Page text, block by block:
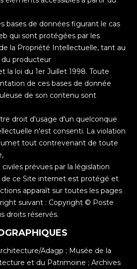
bases de données figurant le cas
qui sont protégées par les
la Propriété Intellectuelle, tant au
du producteur
la loi du 1er Juillet 1998. Toute
de ces bases de donnée
de son contenu sont
droit d'usage d'un quelconque
n'est consenti. La violation
tout contrevenant de toute
prévues par la législation
de ce Site internet est protégé et
apparaît sur toutes les pages
suivant : Copyright © Poste
droits réservés.
Adagp ; Musée de la
et du Patrimoine ; Archives